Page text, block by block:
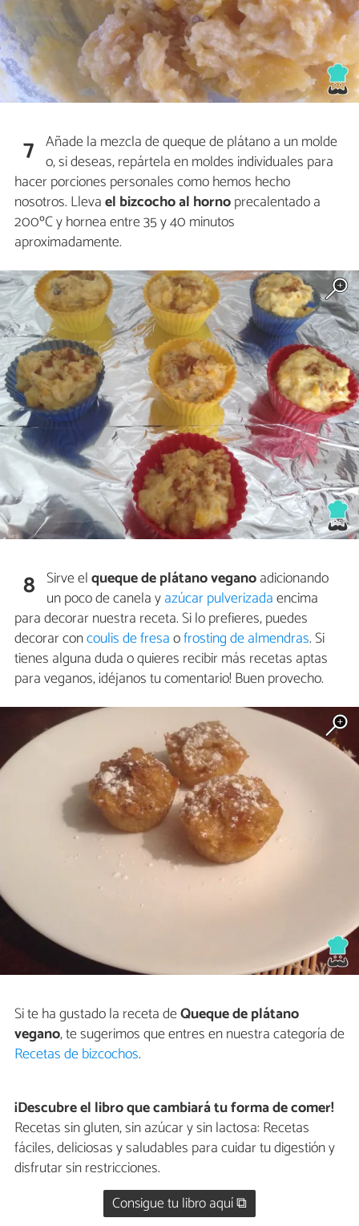
7 Añade la mezcla de queque de plátano a un molde
o, si deseas, repártela en moldes individuales para
hacer porciones personales como hemos hecho
nosotros. Llevael bizcocho al hornoprecalentado a
200ºC y hornea entre 35 y 40 minutos
aproximadamente.
8 Sirve elqueque de plátano veganoadicionando
un poco de canela yazúcar pulverizadaencima
para decorar nuestra receta. Si lo prefieres, puedes
decorar concoulis de fresaofrosting de almendras. Si
tienes alguna duda o quieres recibir más recetas aptas
para veganos, ¡déjanos tu comentario! Buen provecho.
Si te ha gustado la receta deQueque de plátano
vegano, te sugerimos que entres en nuestra categoría de
Recetas de bizcochos.
¡Descubre el libro que cambiará tu forma de comer!
Recetas sin gluten, sin azúcar y sin lactosa: Recetas
fáciles, deliciosas y saludables para cuidar tu digestión y
disfrutar sin restricciones.
Consigue tu libro aquí ⧉